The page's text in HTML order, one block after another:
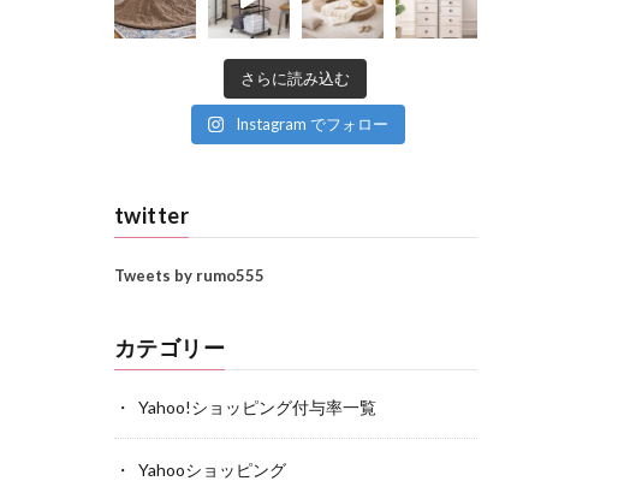
さらに読み込む
Instagram でフォロー
twitter
Tweets by rumo555
カテゴリー
Yahoo!ショッピング付与率一覧
Yahooショッピング